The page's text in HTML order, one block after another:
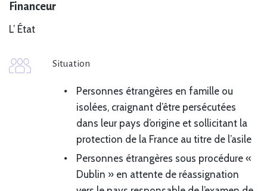
Financeur
L’ État
Situation
Personnes étrangères en famille ou
isolées, craignant d’être persécutées
dans leur pays d’origine et sollicitant la
protection de la France au titre de l’asile
Personnes étrangères sous procédure «
Dublin » en attente de réassignation